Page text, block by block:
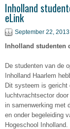
Inholland
eLink
September 22, 2013
Inholland studenten
De studenten van de
Inholland Haarlem
Dit systeem is gericht
luchtvrachtsector
in samenwerking met
en onder begeleiding
Hogeschool Inholland.